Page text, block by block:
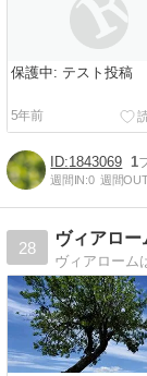
保護中: テスト投稿
5年前
1843069 1
週間IN:0 週間
28